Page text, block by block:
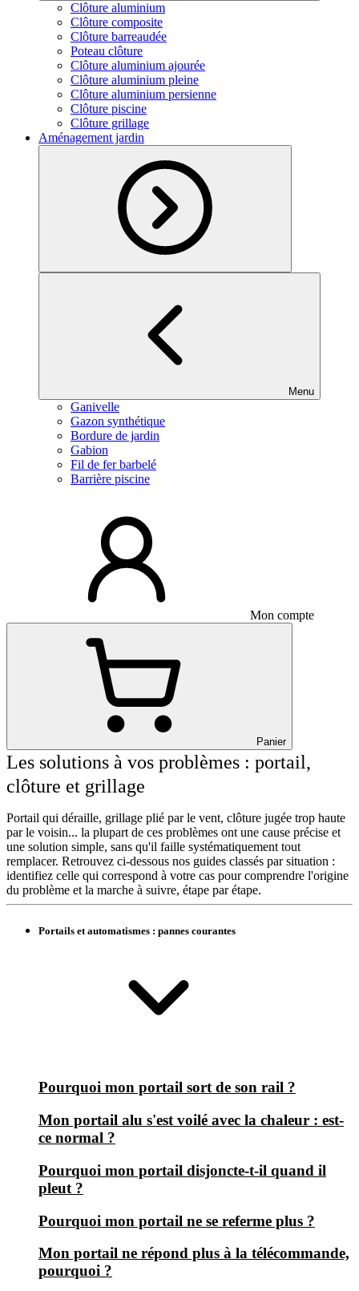
Clôture aluminium
Clôture composite
Clôture barreaudée
Poteau clôture
Clôture aluminium ajourée
Clôture aluminium pleine
Clôture aluminium persienne
Clôture piscine
Clôture grillage
Aménagement jardin
Menu
Ganivelle
Gazon synthétique
Bordure de jardin
Gabion
Fil de fer barbelé
Barrière piscine
Mon compte
Panier
Les solutions à vos problèmes : portail,
clôture et grillage
Portail qui déraille, grillage plié par le vent, clôture jugée trop haute
par le voisin... la plupart de ces problèmes ont une cause précise et
une solution simple, sans qu'il faille systématiquement tout
remplacer. Retrouvez ci-dessous nos guides classés par situation :
identifiez celle qui correspond à votre cas pour comprendre l'origine
du problème et la marche à suivre, étape par étape.
Portails et automatismes : pannes courantes
Pourquoi mon portail sort de son rail ?
Mon portail alu s'est voilé avec la chaleur : est-
ce normal ?
Pourquoi mon portail disjoncte-t-il quand il
pleut ?
Pourquoi mon portail ne se referme plus ?
Mon portail ne répond plus à la télécommande,
pourquoi ?